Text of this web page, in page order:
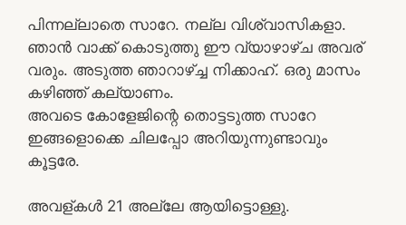
പിന്നല്ലാതെ സാറേ. നല്ല വിശ്വാസികളാ.
ഞാൻ വാക്ക് കൊടുത്തു ഈ വ്യാഴാഴ്ച അവര്
വരും. അടുത്ത ഞാറാഴ്ച്ച നിക്കാഹ്. ഒരു മാസം
കഴിഞ്ഞ് കല്യാണം.
അവടെ കോളേജിന്റെ തൊട്ടടുത്ത സാറേ
ഇങ്ങളൊക്കെ ചിലപ്പോ അറിയുന്നുണ്ടാവും
കൂട്ടരേ.
അവള്കൾ 21 അല്ലേ ആയിട്ടൊള്ളു.